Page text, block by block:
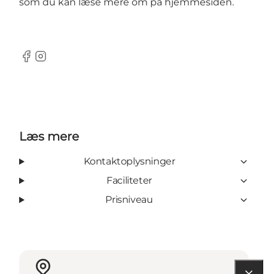
Facebook
Instagram
Læs mere
Kontaktoplysninger
Faciliteter
Prisniveau